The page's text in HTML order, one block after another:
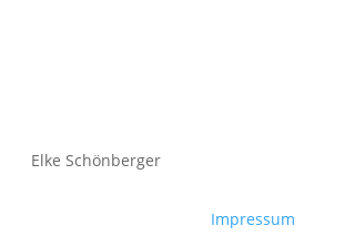
Elke Schönberger
Impressum